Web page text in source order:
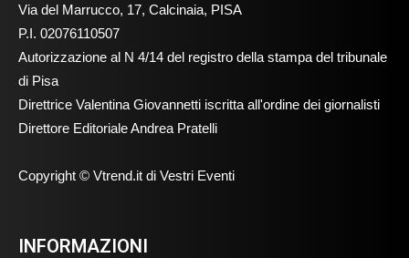
Via del Marrucco, 17, Calcinaia, PISA
P.I. 02076110507
Autorizzazione al N 4/14 del registro della stampa del tribunale
di Pisa
Direttrice Valentina Giovannetti iscritta all'ordine dei giornalisti
Direttore Editoriale Andrea Pratelli
Copyright © Vtrend.it di Vestri Eventi
INFORMAZIONI